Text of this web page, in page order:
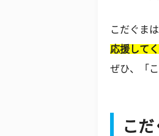
こだぐま
応援して
ぜひ、「
こ